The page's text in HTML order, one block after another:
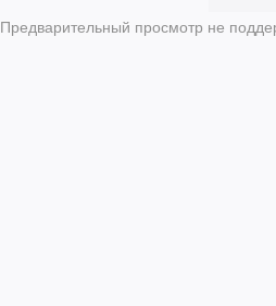
Предварительный просмотр не